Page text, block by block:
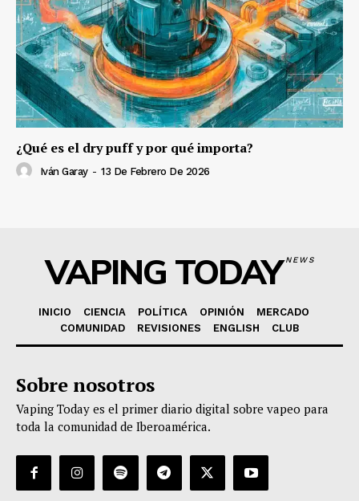
¿Qué es el dry puff y por qué importa?
Iván Garay - 13 De Febrero De 2026
VAPING TODAYNEWS
INICIO CIENCIA POLÍTICA OPINIÓN
MERCADO
COMUNIDAD
REVISIONES ENGLISH CLUB
Sobre nosotros
Vaping Today es el primer diario digital sobre vapeo para
toda la comunidad de Iberoamérica.